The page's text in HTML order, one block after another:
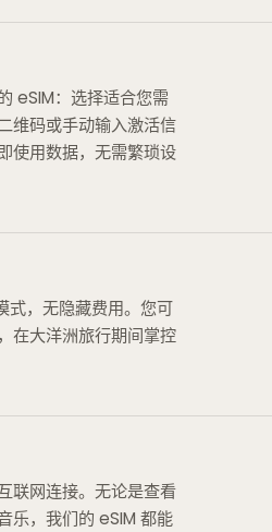
eSIM：选择适合您需
维码或手动输入激活信
使用数据，无需繁琐设
式，无隐藏费用。您可
在大洋洲旅行期间掌控
联网连接。无论是查看
乐，我们的 eSIM 都能